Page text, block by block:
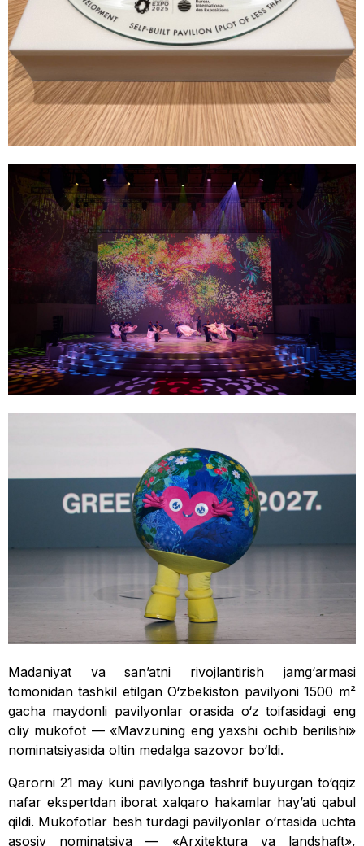
Madaniyat va sanʼatni rivojlantirish jamg‘armasi
tomonidan tashkil etilgan O‘zbekiston pavilyoni 1500 m²
gacha maydonli pavilyonlar orasida o‘z toifasidagi eng
oliy mukofot — «Mavzuning eng yaxshi ochib berilishi»
nominatsiyasida oltin medalga sazovor bo‘ldi.
Qarorni 21 may kuni pavilyonga tashrif buyurgan to‘qqiz
nafar ekspertdan iborat xalqaro hakamlar hayʼati qabul
qildi. Mukofotlar besh turdagi pavilyonlar o‘rtasida uchta
asosiy nominatsiya — «Arxitektura va landshaft»,